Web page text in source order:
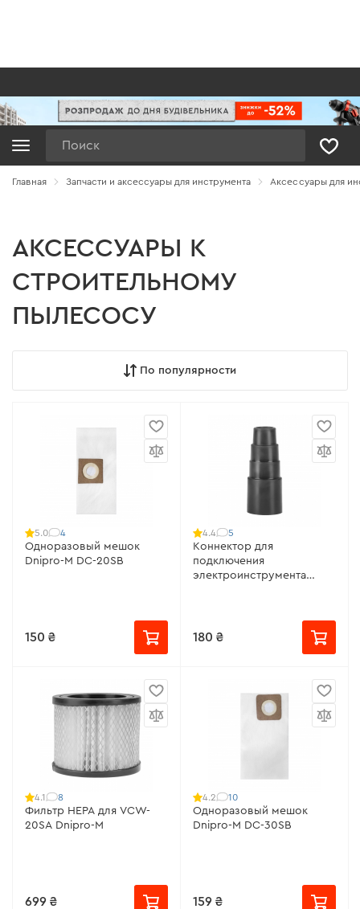
Главная Запчасти и аксессуары для инструмента Аксессуары для
АКСЕССУАРЫ К
СТРОИТЕЛЬНОМУ
ПЫЛЕСОСУ
По популярности
5.0 4
Одноразовый мешок
Dnipro-M DC-20SB
150 ₴
4.4 5
Коннектор для
подключения
электроинструмента
180 ₴
4.1 8
Фильтр НЕРА для VCW-
20SA Dnipro-M
699 ₴
4.2 10
Одноразовый мешок
Dnipro-M DC-30SB
159 ₴